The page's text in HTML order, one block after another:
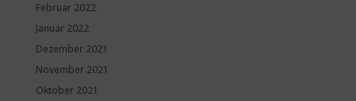
Februar 2022
Januar 2022
Dezember 2021
November 2021
Oktober 2021